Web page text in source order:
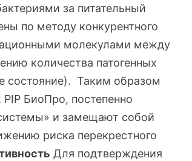
за питательный
по методу конкурентного
молекулами между
количества патогенных
состояние). Таким образом
БиоПро, постепенно
и замещают собой
риска перекрестного
Для подтверждения